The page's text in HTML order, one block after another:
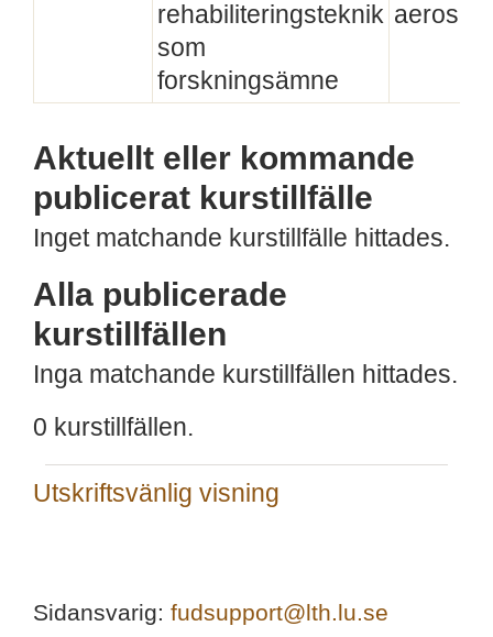
rehabiliteringsteknik
som
forskningsämne
Aktuellt eller kommande
publicerat kurstillfälle
Inget matchande kurstillfälle hittades.
Alla publicerade
kurstillfällen
Inga matchande kurstillfällen hittades.
0 kurstillfällen.
Utskriftsvänlig visning
Sidansvarig: fudsupport@lth.lu.se